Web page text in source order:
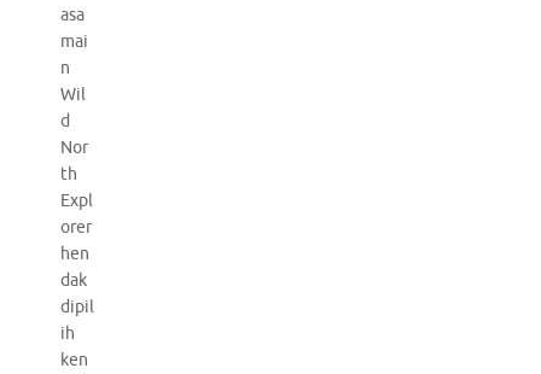
asa
mai
n
Wil
d
Nor
th
Expl
orer
hen
dak
dipil
ih
ken